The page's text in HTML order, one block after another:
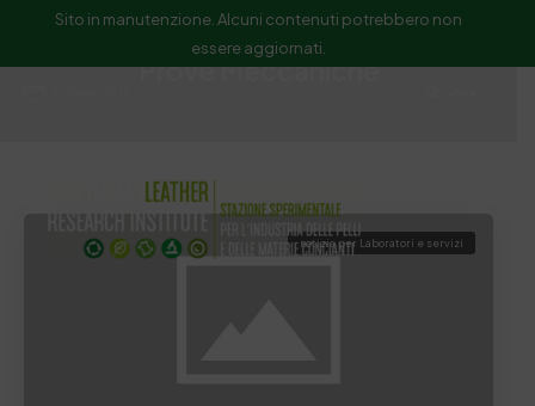
Sito in manutenzione. Alcuni contenuti potrebbero non
essere aggiornati.
Prove Meccaniche
notizia per Laboratori e servizi